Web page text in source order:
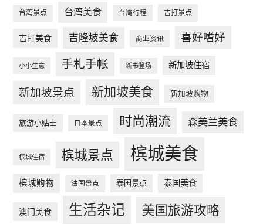
台湾景点 台湾美食 台湾行程 吉打景点
吉打美食 吉隆坡美食 商业资讯 喜好嗜好
小小生意 手札手帐 新书登场 新加坡住宿
新加坡景点 新加坡美食 新加坡购物
旅游小贴士 日本景点 时尚潮流 森美兰美食
槟城住宿 槟城景点 槟城美食
槟城购物 法国景点 泰国景点 泰国美食
澳门美食 生活杂记 美国旅游攻略